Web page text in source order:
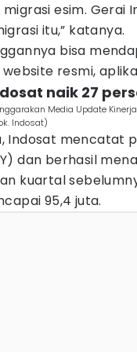
esim. Gerai
itu,” katanya.
bisa
resmi,
naik 27
Media Update
Indosat)
Indosat mencatat
dan berhasil
kuartal
95,4 juta.